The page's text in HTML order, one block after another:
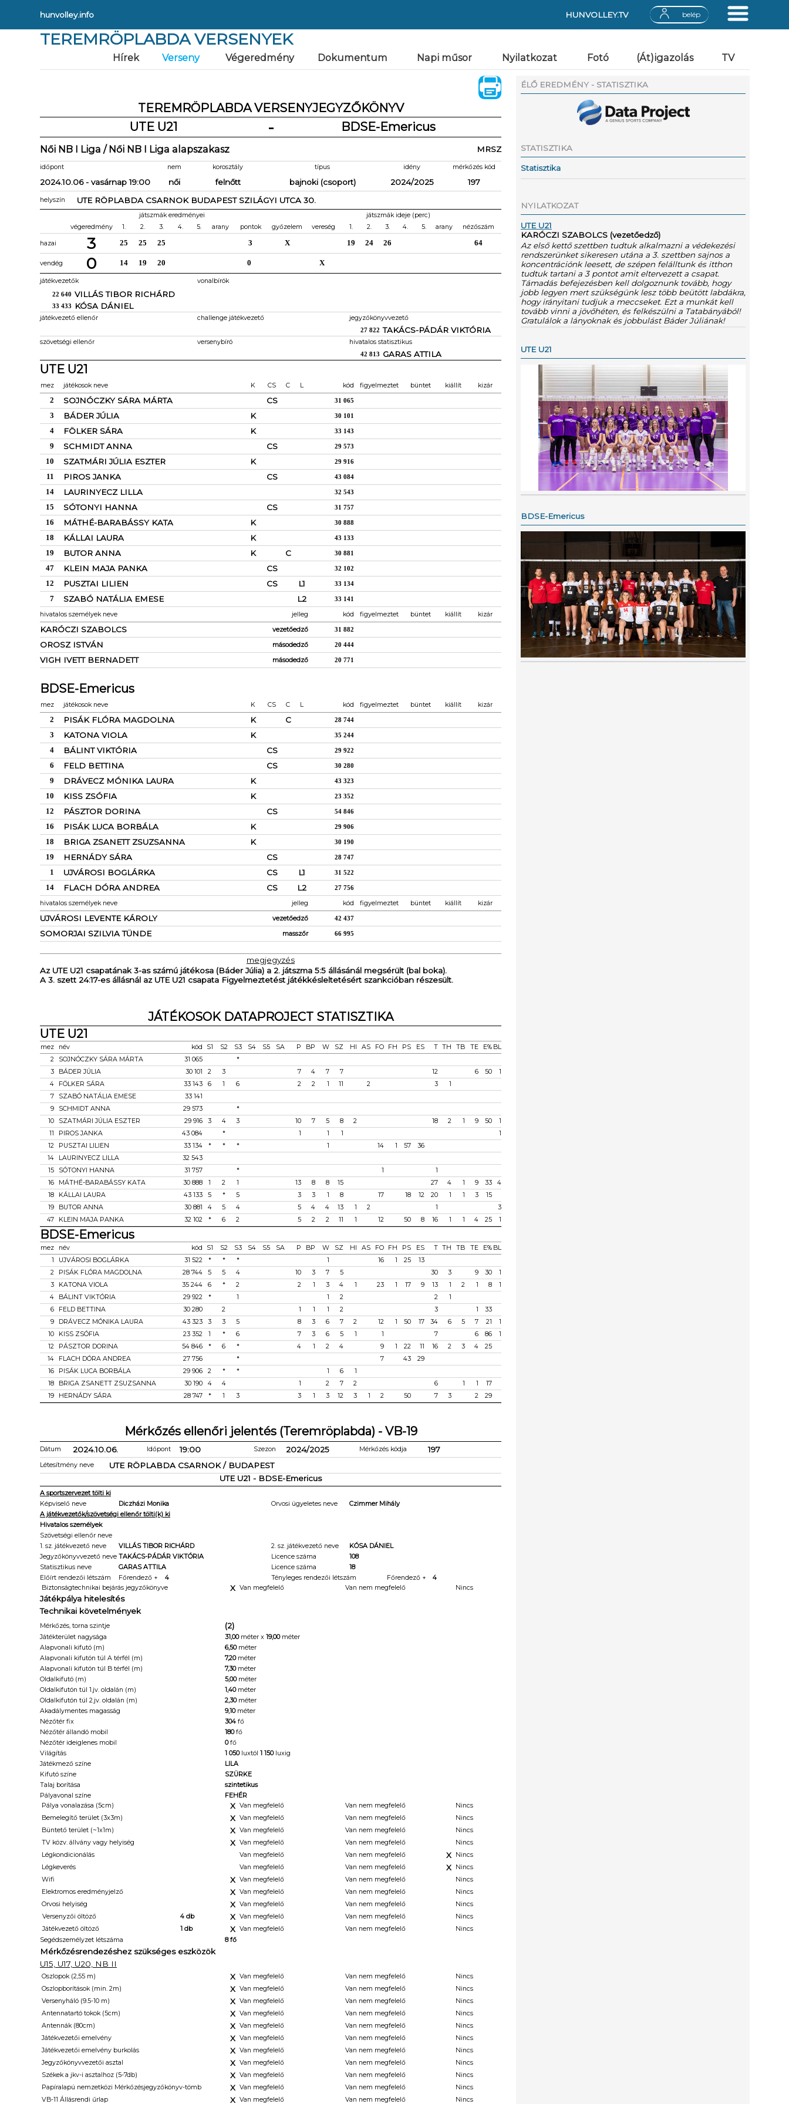
hunvolley.info HUNVOLLEY.TV belép
TEREMRÖPLABDA VERSENYEK
Hírek Verseny Végeredmény Dokumentum Napi műsor Nyilatkozat Fotó (Át)igazolás TV
TEREMRÖPLABDA VERSENYJEGYZŐKÖNYV
UTE U21
- BDSE-Emericus
Női NB I Liga / Női NB I Liga alapszakasz MRSZ
időpont nem korosztály típus idény mérkőzés kód
2024.10.06 - vasárnap 19:00 női felnőtt bajnoki (csoport) 2024/2025 197
helyszín UTE RÖPLABDA CSARNOK BUDAPEST SZILÁGYI UTCA 30.
játszmák eredményei
játszmák ideje (perc)
végeredmény
1. 2. 3. 4. 5. arany pontok győzelem vereség 1. 2. 3. 4. 5. arany nézőszám
hazai 3 25 25 25 3 X 19 24 26 64
vendég 0 14 19 20 0 X
játékvezetők vonalbírók
22 640 VILLÁS TIBOR RICHÁRD
33 433 KÓSA DÁNIEL
játékvezető ellenőr challenge játékvezető jegyzőkönyvvezető
27 822 TAKÁCS-PÁDÁR VIKTÓRIA
szövetségi ellenőr versenybíró hivatalos statisztikus
42 813 GARAS ATTILA
UTE U21
mez játékosok neve K CS C L kód figyelmeztet büntet kiállít kizár
2 SOJNÓCZKY SÁRA MÁRTA CS 31 065
3 BÁDER JÚLIA K 30 101
4 FÖLKER SÁRA K 33 143
9 SCHMIDT ANNA CS 29 573
10 SZATMÁRI JÚLIA ESZTER K 29 916
11 PIROS JANKA CS 43 084
14 LAURINYECZ LILLA 32 543
15 SÓTONYI HANNA CS 31 757
16 MÁTHÉ-BARABÁSSY KATA K 30 888
18 KÁLLAI LAURA K 43 133
19 BUTOR ANNA K C 30 881
47 KLEIN MAJA PANKA CS 32 102
12 PUSZTAI LILIEN CS L1 33 134
7 SZABÓ NATÁLIA EMESE L2 33 141
hivatalos személyek neve jelleg kód figyelmeztet büntet kiállít kizár
KARÓCZI SZABOLCS vezetőedző 31 882
OROSZ ISTVÁN másodedző 20 444
VIGH IVETT BERNADETT másodedző 20 771
BDSE-Emericus
mez játékosok neve K CS C L kód figyelmeztet büntet kiállít kizár
2 PISÁK FLÓRA MAGDOLNA K C 28 744
3 KATONA VIOLA K 35 244
4 BÁLINT VIKTÓRIA CS 29 922
6 FELD BETTINA CS 30 280
9 DRÁVECZ MÓNIKA LAURA K 43 323
10 KISS ZSÓFIA K 23 352
12 PÁSZTOR DORINA CS 54 846
16 PISÁK LUCA BORBÁLA K 29 906
18 BRIGA ZSANETT ZSUZSANNA K 30 190
19 HERNÁDY SÁRA CS 28 747
1 UJVÁROSI BOGLÁRKA CS L1 31 522
14 FLACH DÓRA ANDREA CS L2 27 756
hivatalos személyek neve jelleg kód figyelmeztet büntet kiállít kizár
UJVÁROSI LEVENTE KÁROLY vezetőedző 42 437
SOMORJAI SZILVIA TÜNDE masszőr 66 995
megjegyzés
Az UTE U21 csapatának 3-as számú játékosa (Báder Júlia) a 2. játszma 5:5 állásánál megsérült (bal boka).
A 3. szett 24:17-es állásnál az UTE U21 csapata Figyelmeztetést játékkésleltetésért szankcióban részesült.
JÁTÉKOSOK DATAPROJECT STATISZTIKA
UTE U21
mez név kód S1 S2 S3 S4 S5 SA P BP W SZ HI AS FO FH PS ES T TH TB TE E% BL
2
SOJNÓCZKY SÁRA MÁRTA 31 065
*
3
BÁDER JÚLIA 30 101 2 3 7 4 7 7 12 6 50
1
4
FÖLKER SÁRA 33 143 6 1 6 2 2 1 11 2 3
1
7
SZABÓ NATÁLIA EMESE
33 141
9
SCHMIDT ANNA 29 573
*
10
SZATMÁRI JÚLIA ESZTER 29 916 3 4 3 10 7 5 8 2 18 2 1 9 50
1
11
PIROS JANKA 43 084 * 1 1 1
1
12
PUSZTAI LILIEN 33 134 * * * 1 14 1 57
36
14
LAURINYECZ LILLA
32 543
15
SÓTONYI HANNA 31 757 * 1
1
16
MÁTHÉ-BARABÁSSY KATA 30 888 1 2 1 13 8 8 15 27 4 1 9 33
4
18
KÁLLAI LAURA 43 133 5 * 5 3 3 1 8 17 18 12 20 1 1 3
15
19
BUTOR ANNA 30 881 4 5 4 5 4 4 13 1 2 1
3
47
KLEIN MAJA PANKA 32 102 * 6 2 5 2 2 11 1 12 50 8 16 1 1 4 25 1
BDSE-Emericus
mez név kód S1 S2 S3 S4 S5 SA P BP W SZ HI AS FO FH PS ES T TH TB TE E% BL
1
UJVÁROSI BOGLÁRKA 31 522 * * * 1 16 1 25
13
2
PISÁK FLÓRA MAGDOLNA 28 744 5 5 4 10 3 7 5 30 3 9 30
1
3
KATONA VIOLA 35 244 6 * 2 2 1 3 4 1 23 1 17 9 13 1 2 1 8
1
4
BÁLINT VIKTÓRIA 29 922 * 1 1 2 2
1
6
FELD BETTINA 30 280 2 1 1 1 2 3 1
33
9
DRÁVECZ MÓNIKA LAURA 43 323 3 3 5 8 3 6 7 2 12 1 50 17 34 6 5 7 21
1
10
KISS ZSÓFIA 23 352 1 * 6 7 3 6 5 1 1 7 6 86
1
12
PÁSZTOR DORINA 54 846 * 6 * 4 1 2 4 9 1 22 11 16 2 3 4
25
14
FLACH DÓRA ANDREA 27 756 * 7 43
29
16
PISÁK LUCA BORBÁLA 29 906 2 * * 1 6
1
18
BRIGA ZSANETT ZSUZSANNA 30 190 4 4 1 2 7 2 6 1 1
17
19
HERNÁDY SÁRA 28 747 * 1 3 3 1 3 12 3 1 2 50 7 3 2 29
Mérkőzés ellenőri jelentés (Teremröplabda) - VB-19
Dátum 2024.10.06. Időpont 19:00 Szezon 2024/2025 Mérkőzés kódja 197
Létesítmény neve
UTE RÖPLABDA CSARNOK / BUDAPEST
UTE U21 - BDSE-Emericus
A sportszervezet tölti ki
Képviselő neve
Diczházi Monika Orvosi ügyeletes neve
Czimmer Mihály
A játékvezetők/szövetségi ellenőr tölti(k) ki
Hivatalos személyek
Szövetségi ellenőr neve
1. sz. játékvezető neve
VILLÁS TIBOR RICHÁRD 2. sz. játékvezető neve
KÓSA DÁNIEL
Jegyzőkönyvvezető neve TAKÁCS-PÁDÁR VIKTÓRIA Licence száma
108
Statisztikus neve
GARAS ATTILA Licence száma
18
Előírt rendezői létszám
Főrendező + 4 Tényleges rendezői létszám Főrendező +
4
Biztonságtechnikai bejárás jegyzőkönyve
X Van megfelelő Van nem megfelelő Nincs
Játékpálya hitelesítés
Technikai követelmények
Mérkőzés, torna szintje (2)
Játékterület nagysága 31,00méter x 19,00méter
Alapvonali kifutó (m)
6,50méter
Alapvonali kifutón túl A térfél (m)
7,20méter
Alapvonali kifutón túl B térfél (m)
7,30méter
Oldalkifutó (m)
5,00méter
Oldalkifutón túl 1.jv. oldalán (m)
1,40méter
Oldalkifutón túl 2.jv. oldalán (m)
2,30méter
Akadálymentes magasság
9,10méter
Nézőtér fix
304 fő
Nézőtér állandó mobil
180fő
Nézőtér ideiglenes mobil
0fő
Világítás
1 050luxtól 1 150luxig
Játékmező színe
LILA
Kifutó színe
SZÜRKE
Talaj borítása
szintetikus
Pályavonal színe
FEHÉR
Pálya vonalazása (5cm)
X Van megfelelő Van nem megfelelő
Nincs
Bemelegítő terület (3x3m)
X Van megfelelő Van nem megfelelő
Nincs
Büntető terület (~1x1m)
X Van megfelelő Van nem megfelelő
Nincs
TV közv. állvány vagy helyiség
X Van megfelelő Van nem megfelelő
Nincs
Légkondicionálás
Van megfelelő Van nem megfelelő X
Nincs
Légkeverés
Van megfelelő Van nem megfelelő X
Nincs
Wifi
X Van megfelelő Van nem megfelelő
Nincs
Elektromos eredményjelző
X Van megfelelő Van nem megfelelő
Nincs
Orvosi helyiség
X Van megfelelő Van nem megfelelő
Nincs
Versenyzői öltöző
4 db X Van megfelelő Van nem megfelelő
Nincs
Játékvezető öltöző
1 db X Van megfelelő Van nem megfelelő
Nincs
Segédszemélyzet létszáma
8 fő
Mérkőzésrendezéshez szükséges eszközök
U15, U17, U20, NB II
Oszlopok (2,55 m) X Van megfelelő Van nem megfelelő
Nincs
Oszlopborítások (min. 2m)
X Van megfelelő Van nem megfelelő
Nincs
Versenyháló (9.5-10 m)
X Van megfelelő Van nem megfelelő
Nincs
Antennatartó tokok (5cm)
X Van megfelelő Van nem megfelelő
Nincs
Antennák (80cm)
X Van megfelelő Van nem megfelelő
Nincs
Játékvezetői emelvény
X Van megfelelő Van nem megfelelő
Nincs
Játékvezetői emelvény burkolás
X Van megfelelő Van nem megfelelő
Nincs
Jegyzőkönyvvezetői asztal
X Van megfelelő Van nem megfelelő
Nincs
Székek a jkv-i asztalhoz (5-7db)
X Van megfelelő Van nem megfelelő
Nincs
Papíralapú nemzetközi Mérkőzésjegyzőkönyv-tömb
X Van megfelelő Van nem megfelelő
Nincs
VB-11 Állásrendi űrlap
X Van megfelelő Van nem megfelelő Nincs
ÉLŐ EREDMÉNY - STATISZTIKA
STATISZTIKA
Statisztika
NYILATKOZAT
UTE U21
KARÓCZI SZABOLCS (vezetőedző)
Az első kettő szettben tudtuk alkalmazni a védekezési
rendszerünket sikeresen utána a 3. szettben sajnos a
koncentrációnk leesett, de szépen felálltunk és itthon
tudtuk tartani a 3 pontot amit eltervezett a csapat.
Támadás befejezésben kell dolgoznunk tovább, hogy
jobb legyen mert szükségünk lesz több beütött labdákra,
hogy irányitani tudjuk a meccseket. Ezt a munkát kell
tovább vinni a jövőhéten, és felkészülni a Tatabányából!
Gratulálok a lányoknak és jobbulást Báder Júliának!
UTE U21
BDSE-Emericus